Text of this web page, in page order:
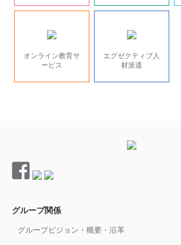
オンライン教育サ
ービス
エグゼクティブ人
材派遣
グループ関係
グループビジョン・概要・沿革